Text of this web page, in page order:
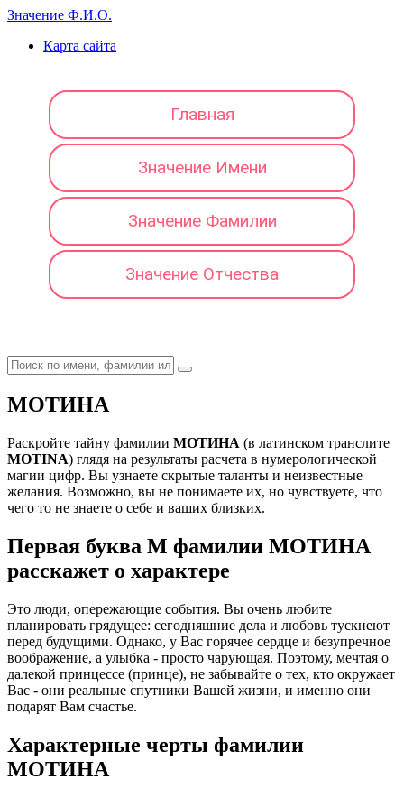
Значение Ф.И.О.
Карта сайта
Главная
Значение Имени
Значение Фамилии
Значение Отчества
МОТИНА
Раскройте тайну фамилии МОТИНА (в латинском транслите
MOTINA) глядя на результаты расчета в нумерологической
магии цифр. Вы узнаете скрытые таланты и неизвестные
желания. Возможно, вы не понимаете их, но чувствуете, что
чего то не знаете о себе и ваших близких.
Первая буква М фамилии МОТИНА
расскажет о характере
Это люди, опережающие события. Вы очень любите
планировать грядущее: сегодняшние дела и любовь тускнеют
перед будущими. Однако, у Вас горячее сердце и безупречное
воображение, а улыбка - просто чарующая. Поэтому, мечтая о
далекой принцессе (принце), не забывайте о тех, кто окружает
Вас - они реальные спутники Вашей жизни, и именно они
подарят Вам счастье.
Характерные черты фамилии
МОТИНА